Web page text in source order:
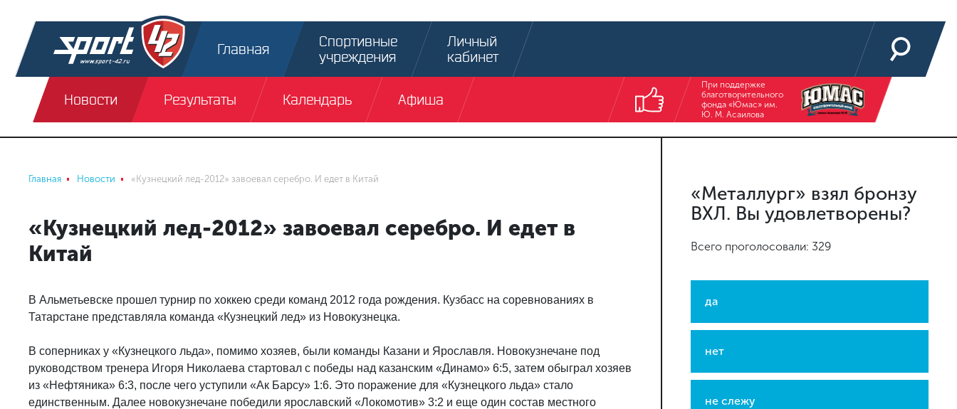
Главная
Спортивные
учреждения
Личный
кабинет
Новости Результаты Календарь Афиша
При поддержке
благотворительного
фонда «Юмас» им.
Ю. М. Асаилова
Главная Новости «Кузнецкий лед-2012» завоевал серебро. И едет в Китай
«Кузнецкий лед-2012» завоевал серебро. И едет в
Китай
В Альметьевске прошел турнир по хоккею среди команд 2012 года рождения. Кузбасс на соревнованиях в
Татарстане представляла команда «Кузнецкий лед» из Новокузнецка.
В соперниках у «Кузнецкого льда», помимо хозяев, были команды Казани и Ярославля. Новокузнечане под
руководством тренера Игоря Николаева стартовал с победы над казанским «Динамо» 6:5, затем обыграл хозяев
из «Нефтяника» 6:3, после чего уступили «Ак Барсу» 1:6. Это поражение для «Кузнецкого льда» стало
единственным. Далее новокузнечане победили ярославский «Локомотив» 3:2 и еще один состав местного
«Металлург» взял бронзу
ВХЛ. Вы удовлетворены?
Всего проголосовали: 329
да
нет
не слежу